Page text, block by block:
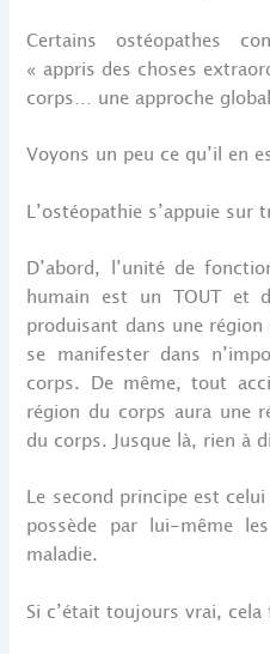
Certains ostéopathes
« appris des choses
corps… une approche
Voyons un peu ce qu’il en
L’ostéopathie s’appuie sur
D’abord, l’unité de
humain est un TOUT et
produisant dans une
se manifester dans
corps. De même, tout
région du corps aura une
du corps. Jusque là, rien à
Le second principe est
possède par lui-même
maladie.
Si c’était toujours vrai,